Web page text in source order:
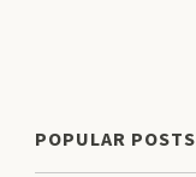
POPULAR POSTS